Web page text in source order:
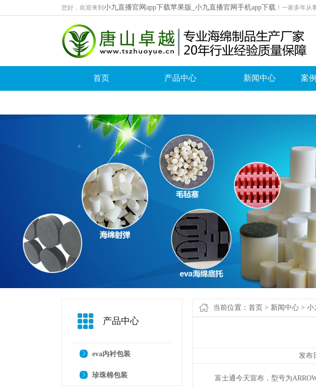
您好，欢迎来到 小九直播官网app下载苹果版_小九直播官网手机app下载 ！ 一家多年从
首页 产品中心 新闻中心 案
产品中心
eva内衬包装
珍珠棉包装
当前位置： 首页 > 新闻中心 > 小
发布
富士通今天宣布，型号为